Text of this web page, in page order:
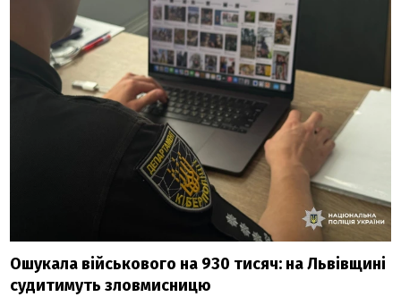
Ошукала військового на 930 тисяч: на Львівщині
судитимуть зловмисницю